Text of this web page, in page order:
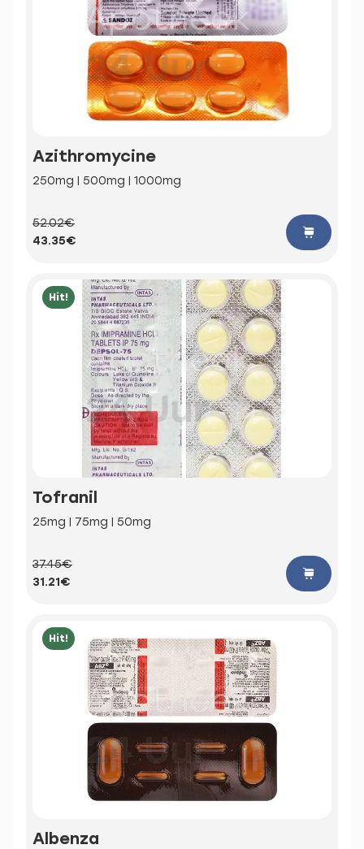
Azithromycine
250mg | 500mg | 1000mg
52.02€
43.35€
Hit!
Tofranil
25mg | 75mg | 50mg
37.45€
31.21€
Hit!
Albenza